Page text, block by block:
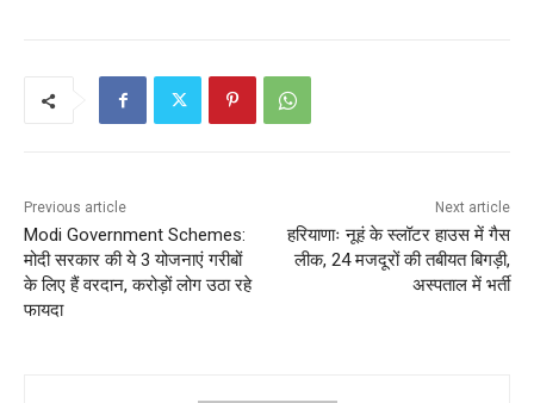
Previous article
Modi Government Schemes:
मोदी सरकार की ये 3 योजनाएं गरीबों
के लिए हैं वरदान, करोड़ों लोग उठा रहे
फायदा
Next article
हरियाणाः नूहं के स्लॉटर हाउस में गैस
लीक, 24 मजदूरों की तबीयत बिगड़ी,
अस्पताल में भर्ती